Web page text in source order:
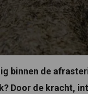
binnen de
Door de kracht,